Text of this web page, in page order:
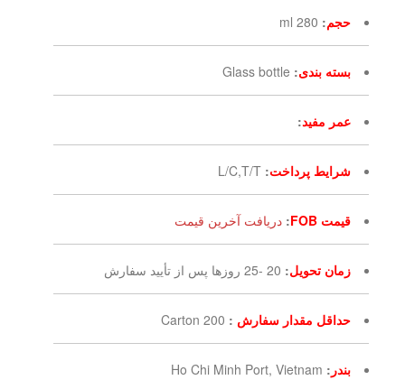
حجم:
280 ml
بسته بندی:
Glass bottle
عمر مفید:
شرایط پرداخت:
L/C,T/T
قیمت FOB : دریافت آخرین قیمت
زمان تحویل: 20 -25 روزها پس از تأیید سفارش
حداقل مقدار سفارش :
200 Carton
بندر :
Ho Chi Minh Port, Vietnam